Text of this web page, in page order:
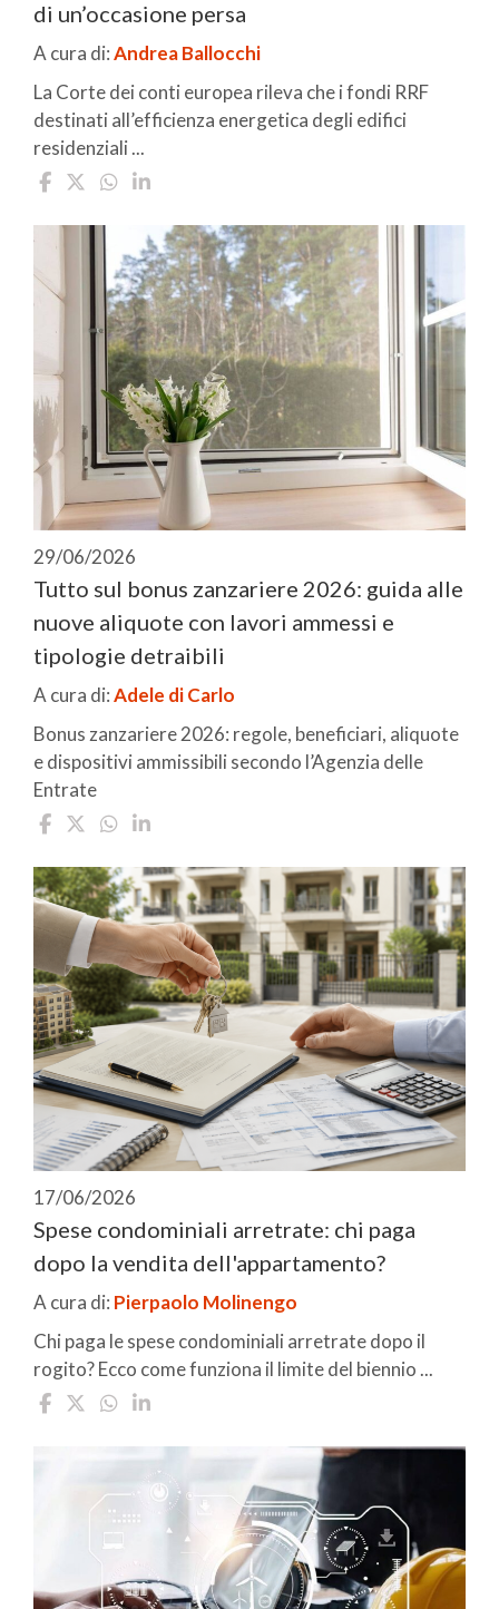
di un’occasione persa
A cura di:Andrea Ballocchi
La Corte dei conti europea rileva che i fondi RRF
destinati all’efficienza energetica degli edifici
residenziali ...
29/06/2026
Tutto sul bonus zanzariere 2026: guida alle
nuove aliquote con lavori ammessi e
tipologie detraibili
A cura di:Adele di Carlo
Bonus zanzariere 2026: regole, beneficiari, aliquote
e dispositivi ammissibili secondo l’Agenzia delle
Entrate
17/06/2026
Spese condominiali arretrate: chi paga
dopo la vendita dell'appartamento?
A cura di: Pierpaolo Molinengo
Chi paga le spese condominiali arretrate dopo il
rogito? Ecco come funziona il limite del biennio ...